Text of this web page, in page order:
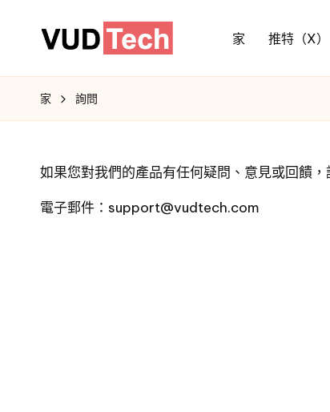
家 推特（X）
家 詢問
如果您對我們的產品有任何疑問、意見或回饋
電子郵件：support@vudtech.com